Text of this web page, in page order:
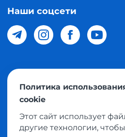
Наши соцсети
© 2026 Meest Shopping
магазинов мира в
Политика
Политика
cookie
Этот сайт использует
другие технологии,